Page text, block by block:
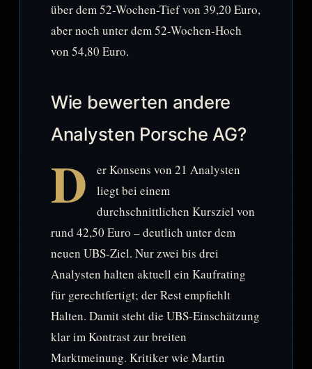
über dem 52-Wochen-Tief von 39,20 Euro,
aber noch unter dem 52-Wochen-Hoch
von 54,80 Euro.
Wie bewerten andere
Analysten Porsche AG?
D
er Konsens von 21 Analysten
liegt bei einem
durchschnittlichen Kursziel von
rund 42,50 Euro – deutlich unter dem
neuen UBS-Ziel. Nur zwei bis drei
Analysten halten aktuell ein Kaufrating
für gerechtfertigt; der Rest empfiehlt
Halten. Damit steht die UBS-Einschätzung
klar im Kontrast zur breiten
Marktmeinung. Kritiker wie Martin